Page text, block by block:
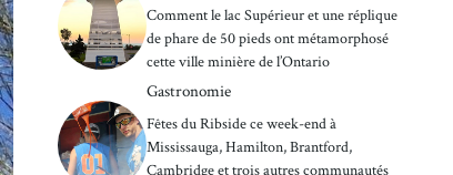
Comment le lac Supérieur et une réplique
de phare de 50 pieds ont métamorphosé
cette ville minière de l’Ontario
Gastronomie
Fêtes du Ribside ce week-end à
Mississauga, Hamilton, Brantford,
Cambridge et trois autres communautés